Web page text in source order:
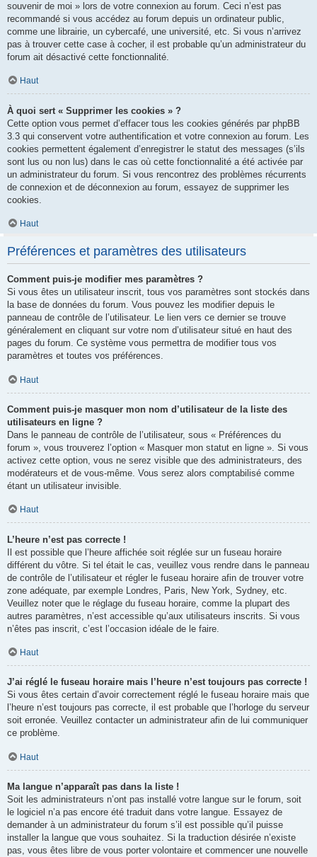
souvenir de moi » lors de votre connexion au forum. Ceci n’est pas
recommandé si vous accédez au forum depuis un ordinateur public,
comme une librairie, un cybercafé, une université, etc. Si vous n’arrivez
pas à trouver cette case à cocher, il est probable qu’un administrateur du
forum ait désactivé cette fonctionnalité.
Haut
À quoi sert « Supprimer les cookies » ?
Cette option vous permet d’effacer tous les cookies générés par phpBB
3.3 qui conservent votre authentification et votre connexion au forum. Les
cookies permettent également d’enregistrer le statut des messages (s’ils
sont lus ou non lus) dans le cas où cette fonctionnalité a été activée par
un administrateur du forum. Si vous rencontrez des problèmes récurrents
de connexion et de déconnexion au forum, essayez de supprimer les
cookies.
Haut
Préférences et paramètres des utilisateurs
Comment puis-je modifier mes paramètres ?
Si vous êtes un utilisateur inscrit, tous vos paramètres sont stockés dans
la base de données du forum. Vous pouvez les modifier depuis le
panneau de contrôle de l’utilisateur. Le lien vers ce dernier se trouve
généralement en cliquant sur votre nom d’utilisateur situé en haut des
pages du forum. Ce système vous permettra de modifier tous vos
paramètres et toutes vos préférences.
Haut
Comment puis-je masquer mon nom d’utilisateur de la liste des
utilisateurs en ligne ?
Dans le panneau de contrôle de l’utilisateur, sous « Préférences du
forum », vous trouverez l’option « Masquer mon statut en ligne ». Si vous
activez cette option, vous ne serez visible que des administrateurs, des
modérateurs et de vous-même. Vous serez alors comptabilisé comme
étant un utilisateur invisible.
Haut
L’heure n’est pas correcte !
Il est possible que l’heure affichée soit réglée sur un fuseau horaire
différent du vôtre. Si tel était le cas, veuillez vous rendre dans le panneau
de contrôle de l’utilisateur et régler le fuseau horaire afin de trouver votre
zone adéquate, par exemple Londres, Paris, New York, Sydney, etc.
Veuillez noter que le réglage du fuseau horaire, comme la plupart des
autres paramètres, n’est accessible qu’aux utilisateurs inscrits. Si vous
n’êtes pas inscrit, c’est l’occasion idéale de le faire.
Haut
J’ai réglé le fuseau horaire mais l’heure n’est toujours pas correcte !
Si vous êtes certain d’avoir correctement réglé le fuseau horaire mais que
l’heure n’est toujours pas correcte, il est probable que l’horloge du serveur
soit erronée. Veuillez contacter un administrateur afin de lui communiquer
ce problème.
Haut
Ma langue n’apparaît pas dans la liste !
Soit les administrateurs n’ont pas installé votre langue sur le forum, soit
le logiciel n’a pas encore été traduit dans votre langue. Essayez de
demander à un administrateur du forum s’il est possible qu’il puisse
installer la langue que vous souhaitez. Si la traduction désirée n’existe
pas, vous êtes libre de vous porter volontaire et commencer une nouvelle